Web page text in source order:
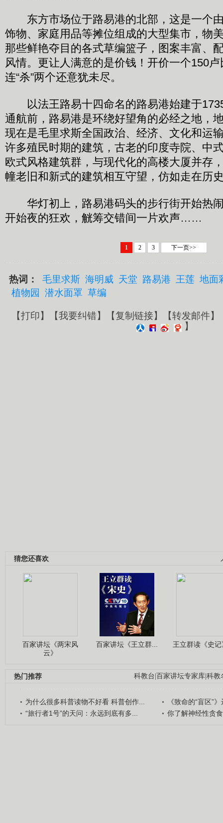
东方市场位于路易港的北部，这是一个
饰物、家庭用品等摊位组成的大型集市，物
那些鲜艳夺目的各式草编篮子，图案丰富、
风情。更让人满意的是价钱！开价一个150
连“杀”两个还意犹未尽。
以法王路易十四命名的路易港始建于
通航前，路易港是环绕好望角的必经之地，
现在是毛里求斯全国政治、经济、文化和运
许多殖民时期的建筑，古老的印度寺院、中
欧式风格建筑群，与现代化的高楼大厦并存
幢老旧和新式的建筑相互守望，仿如走在历
华灯初上，路易港码头的步行街开始热
开始夜的狂欢，觥筹交错间一片欢声……
1 2 3 下一页>>
热词： 毛里求斯 海明威 天堂 路易港 王莲 地面
植物园
潜水面罩 草编
【打印】【我要纠错】【复制链接】【转发邮件】
】
猜您还喜欢
百家讲坛《两宋风
云》
百家讲坛《王立群... 王立群读《史
科教台|百家讲坛专家库|科教
热门推荐
为什么很多科普读物不好看 科普创作...
《致命的“盲区”
“旅行者1号”的天问：永远到底有多...
你了解神经性贪